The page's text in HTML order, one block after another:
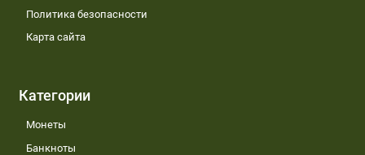
Политика безопасности
Карта сайта
Категории
Монеты
Банкноты